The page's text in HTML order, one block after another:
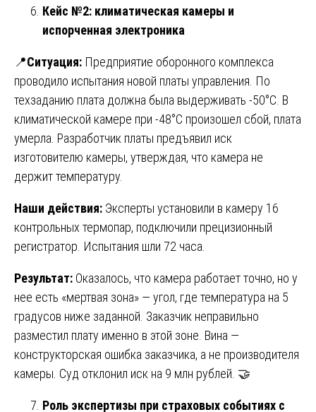
Кейс №2: климатическая камеры и
испорченная электроника
📍Ситуация: Предприятие оборонного комплекса
проводило испытания новой платы управления. По
техзаданию плата должна была выдерживать -50°C. В
климатической камере при -48°C произошел сбой, плата
умерла. Разработчик платы предъявил иск
изготовителю камеры, утверждая, что камера не
держит температуру.
Наши действия: Эксперты установили в камеру 16
контрольных термопар, подключили прецизионный
регистратор. Испытания шли 72 часа.
Результат: Оказалось, что камера работает точно, но у
нее есть «мертвая зона» — угол, где температура на 5
градусов ниже заданной. Заказчик неправильно
разместил плату именно в этой зоне. Вина —
конструкторская ошибка заказчика, а не производителя
камеры. Суд отклонил иск на 9 млн рублей. 🤝
Роль экспертизы при страховых событиях с